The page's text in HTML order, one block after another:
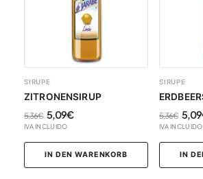
SIRUPE
ZITRONENSIRUP
5,36€ 5,09€
IVA INCLUIDO
IN DEN WARENKORB
SIRUPE
5,36€ 5,09
IVA INCLUIDO
IN